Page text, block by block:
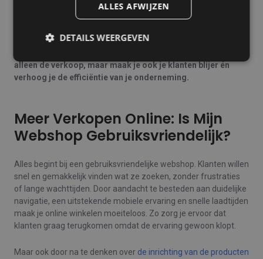
Elke ondernemer kent de uitdaging: je webshop staat online,
vallen tegen. Herkenbaar? De oplossing ligt vaak dichterbij
alleen de verkoop, maar maak je ook je klanten blijer én
verhoog je de efficiëntie van je onderneming.
Meer Verkopen Online: Is Mijn
Webshop Gebruiksvriendelijk?
Alles begint bij een gebruiksvriendelijke webshop. Klanten willen
snel en gemakkelijk vinden wat ze zoeken, zonder frustraties
of lange wachttijden. Door aandacht te besteden aan duidelijke
navigatie, een uitstekende mobiele ervaring en snelle laadtijden
maak je online winkelen moeiteloos. Zo zorg je ervoor dat
klanten graag terugkomen omdat de ervaring gewoon klopt.
Maar ook door na te denken over de inrichting van de producten
ALLES AFWIJZEN
DETAILS WEERGEVEN